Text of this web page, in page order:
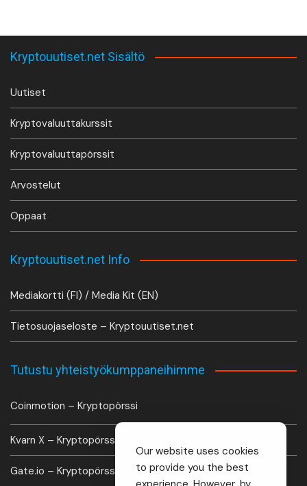
Kryptouutiset.net Sisältö
Uutiset
Kryptovaluuttakurssit
Kryptovaluuttapörssit
Arvostelut
Oppaat
Kryptouutiset.net Info
Mediakortti (FI) / Media Kit (EN)
Tietosuojaseloste – Kryptouutiset.net
Tutustu yhteistyökumppaneihimme
Coinmotion – Kryptopörssi
Kvarn X – Kryptopörssi
Gate.io – Kryptopörssi
Our website uses cookies
to provide you the best